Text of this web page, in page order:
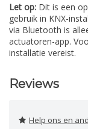
Let op: Dit is een
gebruik in KNX-
via Bluetooth is
actuatoren-app.
installatie vereist.
Reviews
Help ons en